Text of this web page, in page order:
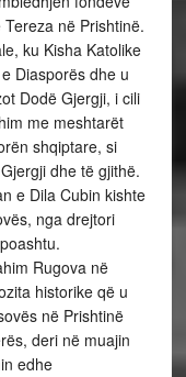
në Prishtinë.
ku Kisha Katolike
Diasporës dhe u
Dodë Gjergji, i cili
me meshtarët
shqiptare, si
dhe të gjithë.
e Dila Cubin kishte
nga drejtori
Rugova në
historike që u
në Prishtinë
deri në muajin
edhe